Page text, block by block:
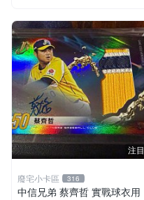
注目
廢宅小卡區 316
中信兄弟 蔡齊哲 實戰球衣用